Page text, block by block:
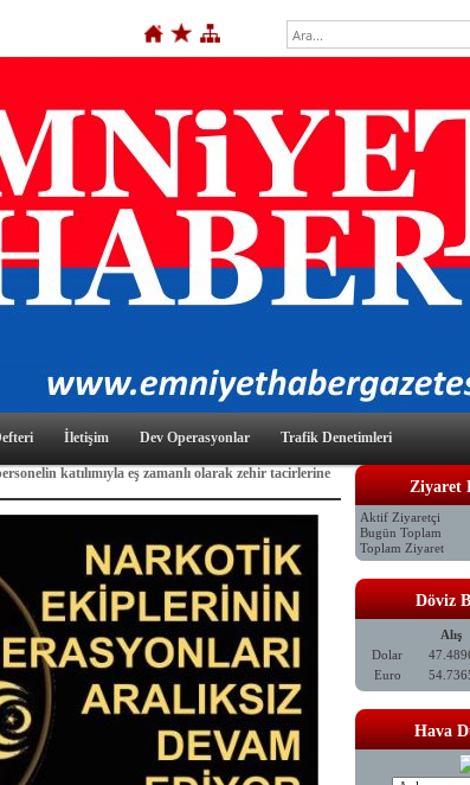
İletişim Dev Operasyonlar Trafik Denetimleri
katılımıyla eş zamanlı olarak zehir tacirlerine
Ziyaret
Aktif Ziyaretçi
Bugün Toplam
Toplam Ziyaret
Döviz
Alış
Dolar
Euro
Hava